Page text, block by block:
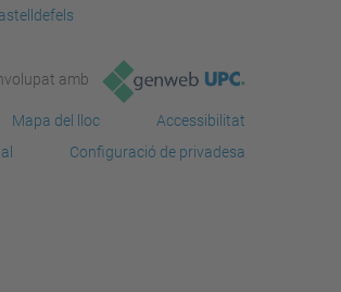
amb
Mapa del lloc
Accessibilitat
Configuració de privadesa